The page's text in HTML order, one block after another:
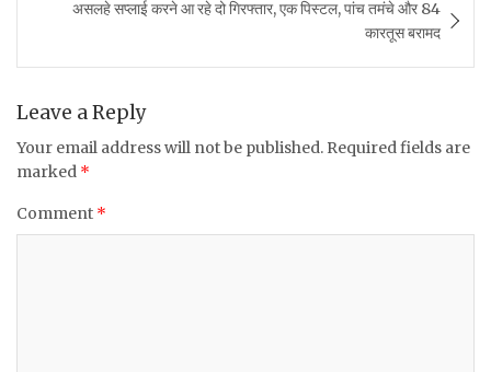
o
o
p
p
असलहे सप्लाई करने आ रहे दो गिरफ्तार, एक पिस्टल, पांच तमंचे और 84
कारतूस बरामद
Leave a Reply
Your email address will not be published. Required fields are
marked *
Comment *